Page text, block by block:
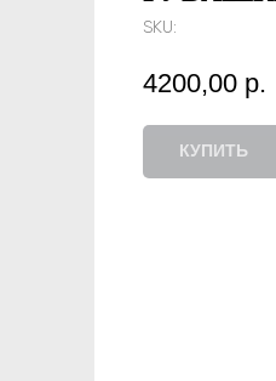
SKU:
4200,00 р.
КУПИТЬ